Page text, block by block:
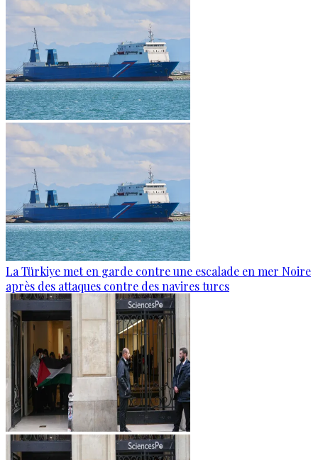
La Türkiye met en garde contre une escalade en mer Noire
après des attaques contre des navires turcs